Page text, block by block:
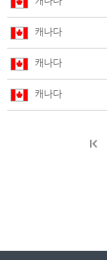
캐나다
캐나다
캐나다